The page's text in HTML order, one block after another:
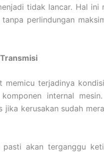
tidak lancar. Hal ini
perlindungan
memicu terjadinya kondisi
internal
jika kerusakan sudah
pasti akan terganggu